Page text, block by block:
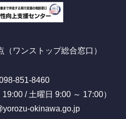
ワンストップ総合窓口）
851-8460
/ 土曜日 9:00 ～ 17:00）
okinawa.go.jp